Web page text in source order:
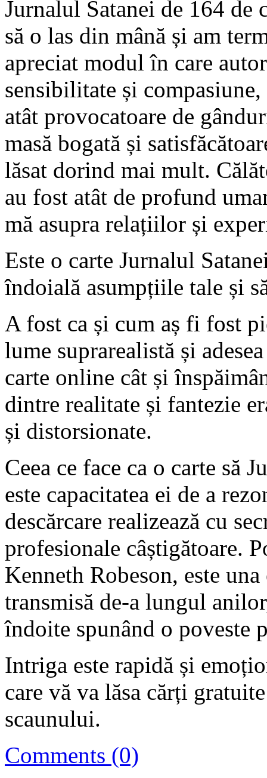
Jurnalul Satanei de 164 de
să o las din mână și am
apreciat modul în care
sensibilitate și
atât provocatoare de
masă bogată și
lăsat dorind mai mult.
au fost atât de profund
mă asupra relațiilor și
Este o carte Jurnalul
îndoială asumpțiile tale și
A fost ca și cum aș fi fost
lume suprarealistă și
carte online cât și
dintre realitate și fantezie
și distorsionate.
Ceea ce face ca o carte să
este capacitatea ei de a
descărcare realizează cu
profesionale câștigătoare.
Kenneth Robeson, este
transmisă de-a lungul
îndoite spunând o poveste
Intriga este rapidă și
care vă va lăsa cărți
scaunului.
Comments (0)